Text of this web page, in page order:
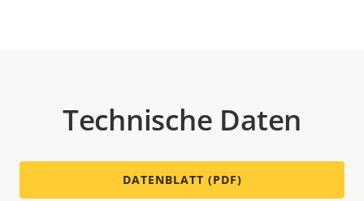
Technische Daten
DATENBLATT (PDF)